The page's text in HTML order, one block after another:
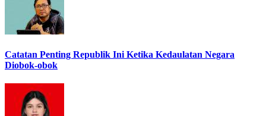
Catatan Penting Republik Ini Ketika Kedaulatan Negara
Diobok-obok